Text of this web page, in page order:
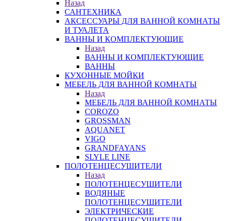
Назад
САНТЕХНИКА
АКСЕССУАРЫ ДЛЯ ВАННОЙ КОМНАТЫ
И ТУАЛЕТА
ВАННЫ И КОМПЛЕКТУЮЩИЕ
Назад
ВАННЫ И КОМПЛЕКТУЮЩИЕ
ВАННЫ
КУХОННЫЕ МОЙКИ
МЕБЕЛЬ ДЛЯ ВАННОЙ КОМНАТЫ
Назад
МЕБЕЛЬ ДЛЯ ВАННОЙ КОМНАТЫ
COROZO
GROSSMAN
AQUANET
VIGO
GRANDFAYANS
SLYLE LINE
ПОЛОТЕНЦЕСУШИТЕЛИ
Назад
ПОЛОТЕНЦЕСУШИТЕЛИ
ВОДЯНЫЕ
ПОЛОТЕНЦЕСУШИТЕЛИ
ЭЛЕКТРИЧЕСКИЕ